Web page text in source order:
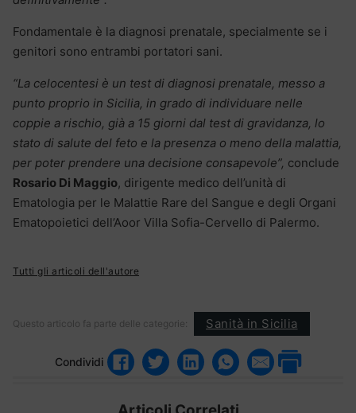
Fondamentale è la diagnosi prenatale, specialmente se i
genitori sono entrambi portatori sani.
“La celocentesi è un test di diagnosi prenatale, messo a
punto proprio in Sicilia, in grado di individuare nelle
coppie a rischio, già a 15 giorni dal test di gravidanza, lo
stato di salute del feto e la presenza o meno della malattia,
per poter prendere una decisione consapevole”, conclude
Rosario Di Maggio, dirigente medico dell’unità di
Ematologia per le Malattie Rare del Sangue e degli Organi
Ematopoietici dell’Aoor Villa Sofia-Cervello di Palermo.
Tutti gli articoli dell'autore
Questo articolo fa parte delle categorie: Sanità in Sicilia
Condividi